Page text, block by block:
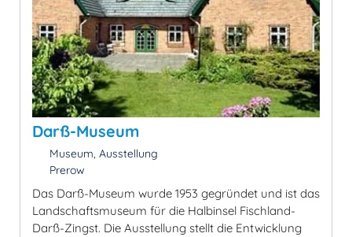
Darß-Museum
Museum, Ausstellung
Prerow
Das Darß-Museum wurde 1953 gegründet und ist das
Landschaftsmuseum für die Halbinsel Fischland-
Darß-Zingst. Die Ausstellung stellt die Entwicklung